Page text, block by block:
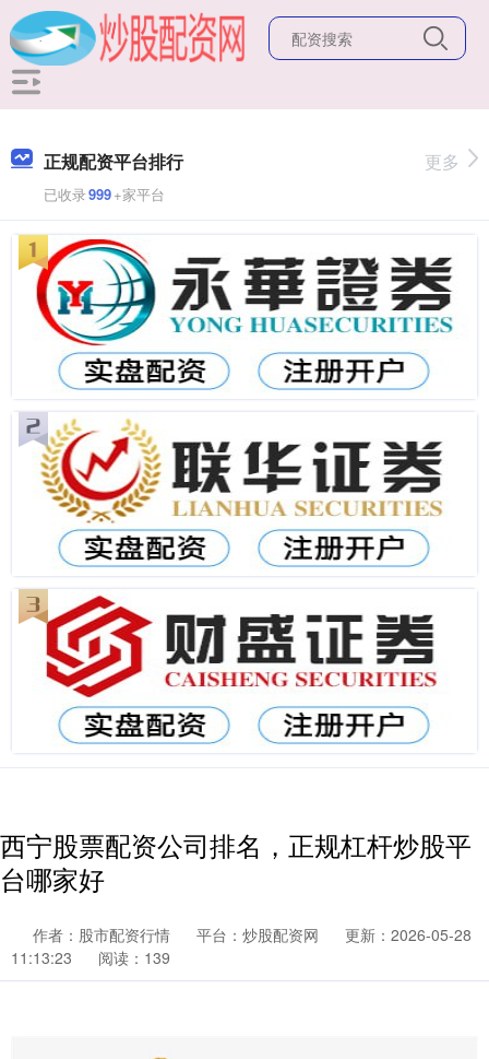
正规配资平台排行
已收录999+家平台
更多
西宁股票配资公司排名，正规杠杆炒股平
台哪家好
作者：股市配资行情 平台：炒股配资网
更新：2026-05-28
11:13:23
阅读：139